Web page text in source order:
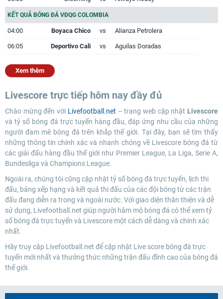
KẾT QUẢ BÓNG ĐÁ VĐQG COLOMBIA
04:00 Boyaca Chico vs Alianza Petrolera
06:05 Deportivo Cali vs Aguilas Doradas
Xem thêm
Livescore trực tiếp hôm nay đầy đủ
Chào mừng đến với Livefootball.net – trang web cập nhật Livescore
và tỷ số bóng đá trực tuyến hàng đầu, đáp ứng nhu cầu của những
người đam mê bóng đá trên khắp thế giới. Tại đây, bạn sẽ tìm thấy
những thông tin chính xác và nhanh chóng về Livescore bóng đá từ
các giải đấu hàng đầu thế giới như Premier League, La Liga, Serie A,
Bundesliga và Champions League.
Ngoài ra, chúng tôi cũng cập nhật tỷ số bóng đá trực tuyến, lịch thi
đấu, bảng xếp hạng và kết quả thi đấu của các đội bóng từ các trận
đấu đang diễn ra trong và ngoài nước. Với giao diện thân thiện và dễ
sử dụng, Livefootball.net giúp người hâm mộ bóng đá có thể xem tỷ
số bóng đá trực tuyến và Livescore một cách dễ dàng và chính xác
nhất.
Hãy truy cập Livefootball.net để cập nhật Live score bóng đá trực
tuyến mới nhất và thưởng thức những trận đấu đỉnh cao của bóng đá
thế giới.